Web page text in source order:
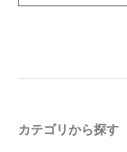
カテゴリから探す